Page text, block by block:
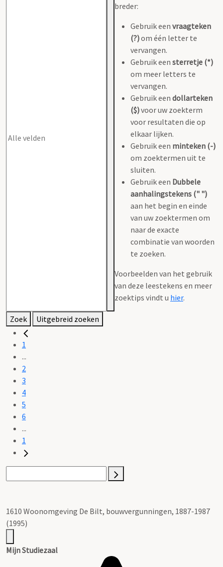
breder:
Gebruik een vraagteken
(?)om één letter te
vervangen.
Gebruik een sterretje (*)
om meer letters te
vervangen.
Gebruik een dollarteken
($)voor uw zoekterm
voor resultaten die op
elkaar lijken.
Gebruik een minteken (-)
om zoektermen uit te
sluiten.
Gebruik een Dubbele
aanhalingstekens (" ")
aan het begin en einde
van uw zoektermen om
naar de exacte
combinatie van woorden
te zoeken.
Voorbeelden van het gebruik
van deze leestekens en meer
zoektips vindt u hier.
Zoek Uitgebreid zoeken
1
...
2
3
4
5
6
...
1
1610 Woonomgeving De Bilt, bouwvergunningen, 1887-1987
(1995)
Mijn Studiezaal